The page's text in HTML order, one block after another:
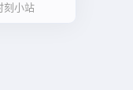
刻小站